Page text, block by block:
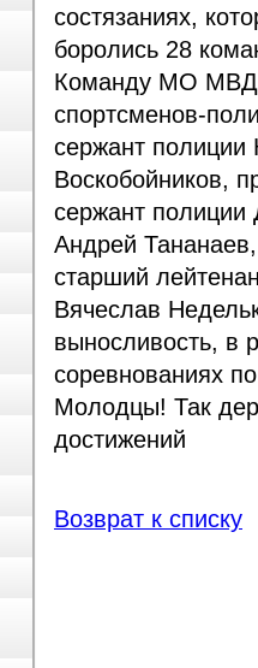
состязаниях,
боролись 28
Команду МО МВД
спортсменов-
сержант полиции
Воскобойников,
сержант
Андрей
старший
Вячеслав
выносливость, в
соревнованиях
Молодцы! Так
достижений
Возврат к списку